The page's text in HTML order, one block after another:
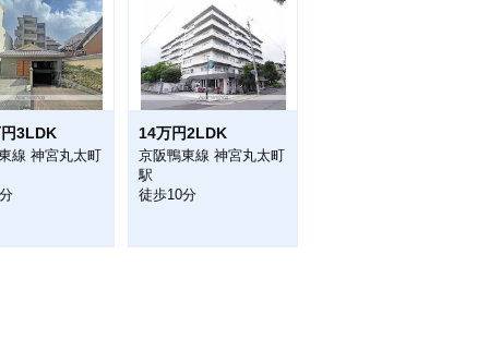
3LDK
線 神宮丸太町
14万円2LDK
京阪鴨東線 神宮丸太町
駅
徒歩10分